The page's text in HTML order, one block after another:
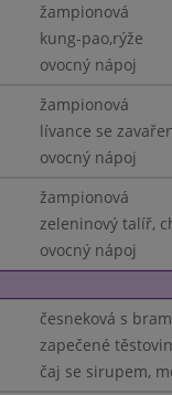
žampionová
kung-pao,rýže
ovocný nápoj
žampionová
lívance se
ovocný nápoj
žampionová
zeleninový talíř,
ovocný nápoj
česneková s
zapečené
čaj se sirupem,